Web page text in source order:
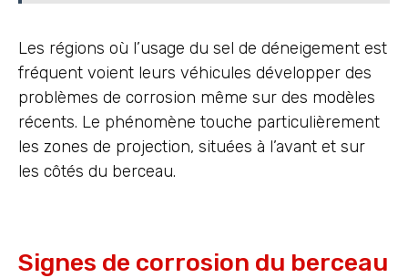
Les régions où l’usage du sel de déneigement est
fréquent voient leurs véhicules développer des
problèmes de corrosion même sur des modèles
récents. Le phénomène touche particulièrement
les zones de projection, situées à l’avant et sur
les côtés du berceau.
Signes de corrosion du berceau